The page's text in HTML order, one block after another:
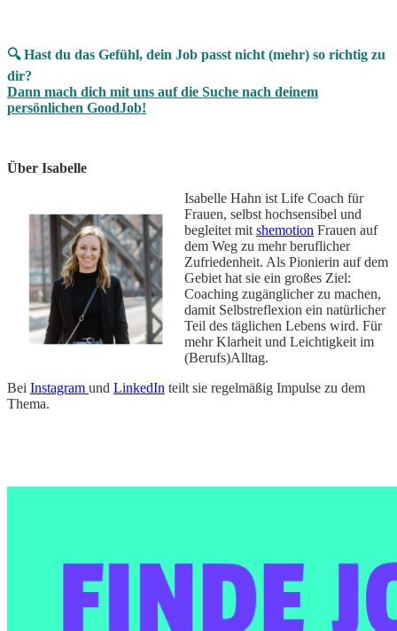
🔍 Hast du das Gefühl, dein Job passt nicht (mehr) so richtig zu
dir?
Dann mach dich mit uns auf die Suche nach deinem
persönlichen GoodJob!
Über Isabelle
Isabelle Hahn ist Life Coach für
Frauen, selbst hochsensibel und
begleitet mit shemotion Frauen auf
dem Weg zu mehr beruflicher
Zufriedenheit. Als Pionierin auf dem
Gebiet hat sie ein großes Ziel:
Coaching zugänglicher zu machen,
damit Selbstreflexion ein natürlicher
Teil des täglichen Lebens wird. Für
mehr Klarheit und Leichtigkeit im
(Berufs)Alltag.
Bei Instagram und LinkedIn teilt sie regelmäßig Impulse zu dem
Thema.